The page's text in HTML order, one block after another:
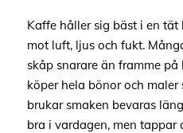
Kaffe håller sig bäst i en
mot luft, ljus och fukt.
skåp snarare än framme på
köper hela bönor och
brukar smaken bevaras
bra i vardagen, men tappar